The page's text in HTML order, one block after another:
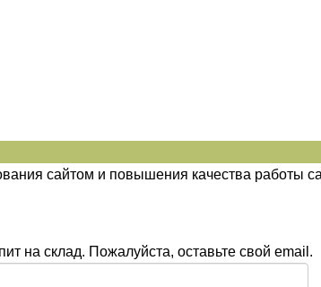
сайтом и повышения качества работы
на склад. Пожалуйста, оставьте свой email.